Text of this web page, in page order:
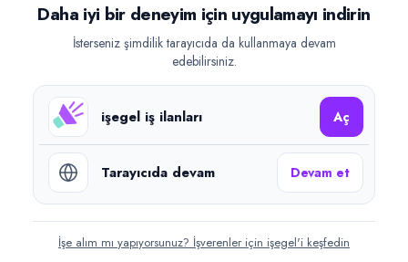
Daha iyi bir deneyim için uygulamayı indirin
İsterseniz şimdilik tarayıcıda da kullanmaya devam
edebilirsiniz.
işegel iş ilanları Aç
Tarayıcıda devam Devam et
İşe alım mı yapıyorsunuz? İşverenler için işegel'i keşfedin